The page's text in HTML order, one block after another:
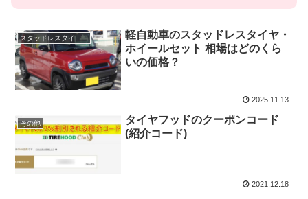
スタッドレスタイヤ ホイールセット 軽自動車
軽自動車のスタッドレスタイヤ・
ホイールセット 相場はどのくら
いの価格？
2025.11.13
その他
タイヤフッドのクーポンコード
(紹介コード)
2021.12.18